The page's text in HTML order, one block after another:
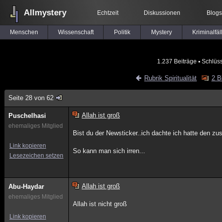
Allmystery Echtzeit Diskussionen Blogs
Menschen Wissenschaft Politik Mystery
1.237 Beiträge ▪
Rubrik Spiritualität 2
Seite 28 von 62
Puschelhasi
ehemaliges Mitglied
Link kopieren
Lesezeichen setzen
Allah ist groß
Bist du der Newsticker..ich dachte ich hatte den
So kann man sich irren...
Abu-Haydar
ehemaliges Mitglied
Link kopieren
Allah ist groß
Allah ist nicht groß